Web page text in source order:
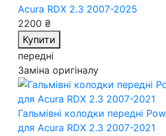
Acura RDX 2.3 2007-2025
2200 ₴
Купити
передні
Заміна оригіналу
Гальмівні колодки передні
для Acura RDX 2.3 2007-2021